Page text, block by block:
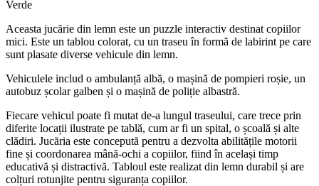
Verde
Aceasta jucărie din lemn este un puzzle interactiv destinat copiilor
mici. Este un tablou colorat, cu un traseu în formă de labirint pe care
sunt plasate diverse vehicule din lemn.
Vehiculele includ o ambulanță albă, o mașină de pompieri roșie, un
autobuz școlar galben și o mașină de poliție albastră.
Fiecare vehicul poate fi mutat de-a lungul traseului, care trece prin
diferite locații ilustrate pe tablă, cum ar fi un spital, o școală și alte
clădiri. Jucăria este concepută pentru a dezvolta abilitățile motorii
fine și coordonarea mână-ochi a copiilor, fiind în același timp
educativă și distractivă. Tabloul este realizat din lemn durabil și are
colțuri rotunjite pentru siguranța copiilor.